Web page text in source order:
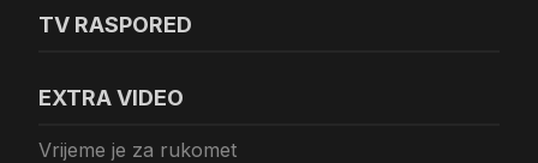
TV RASPORED
EXTRA VIDEO
Vrijeme je za rukomet